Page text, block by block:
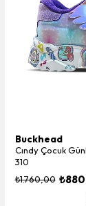
Buckhead
Cındy Çocuk
310
₺1.760,00